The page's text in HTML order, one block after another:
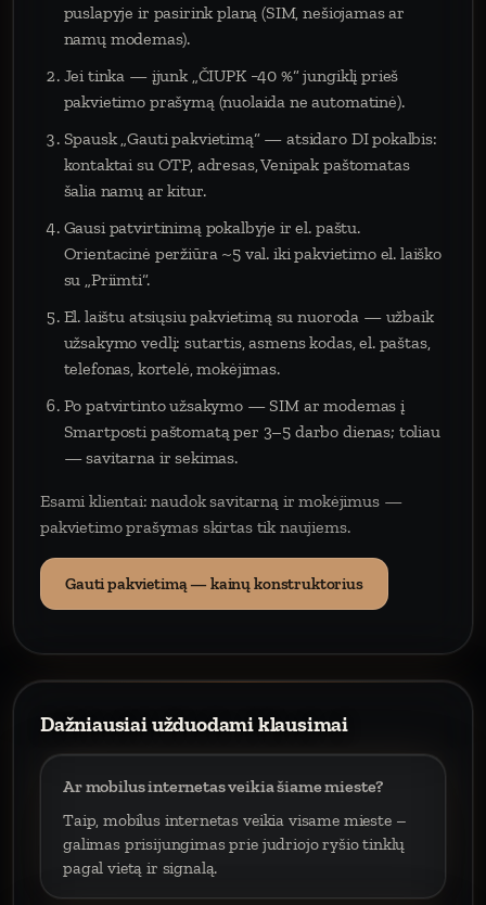
puslapyje ir pasirink planą (SIM, nešiojamas ar
namų modemas).
Jei tinka — įjunk „ČIUPK −40 %“ jungiklį prieš
pakvietimo prašymą (nuolaida ne automatinė).
Spausk „Gauti pakvietimą“ — atsidaro DI pokalbis:
kontaktai su OTP, adresas, Venipak paštomatas
šalia namų ar kitur.
Gausi patvirtinimą pokalbyje ir el. paštu.
Orientacinė peržiūra ~5 val. iki pakvietimo el. laiško
su „Priimti“.
El. laištu atsiųsiu pakvietimą su nuoroda — užbaik
užsakymo vedlį: sutartis, asmens kodas, el. paštas,
telefonas, kortelė, mokėjimas.
Po patvirtinto užsakymo — SIM ar modemas į
Smartposti paštomatą per 3–5 darbo dienas; toliau
— savitarna ir sekimas.
Esami klientai: naudok savitarną ir mokėjimus —
pakvietimo prašymas skirtas tik naujiems.
Gauti pakvietimą — kainų konstruktorius
Dažniausiai užduodami klausimai
Ar mobilus internetas veikia šiame mieste?
Taip, mobilus internetas veikia visame mieste –
galimas prisijungimas prie judriojo ryšio tinklų
pagal vietą ir signalą.